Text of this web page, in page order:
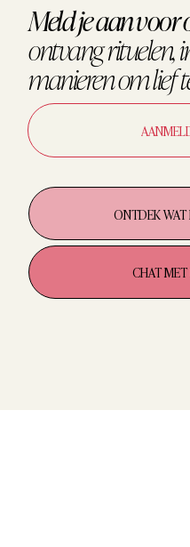
Meld je aan voor
ontvangrituelen,
manieren omlief
ONTDEK WAT
CHAT